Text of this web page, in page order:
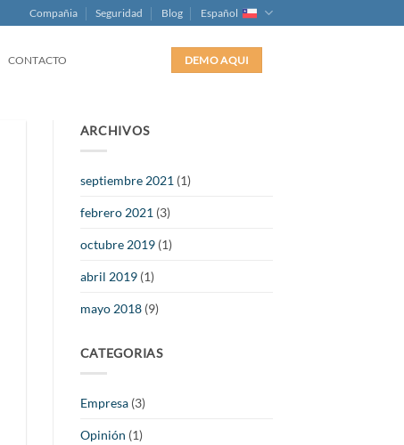
Compañia Seguridad Blog Español
CONTACTO DEMO AQUI
ARCHIVOS
septiembre 2021 (1)
febrero 2021 (3)
octubre 2019(1)
abril 2019(1)
mayo 2018(9)
CATEGORIAS
Empresa(3)
Opinión (1)